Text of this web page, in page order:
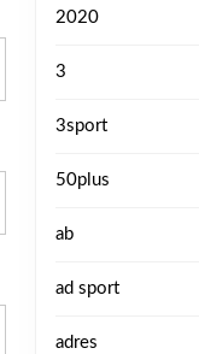
2020
3
3sport
50plus
ab
ad sport
adres